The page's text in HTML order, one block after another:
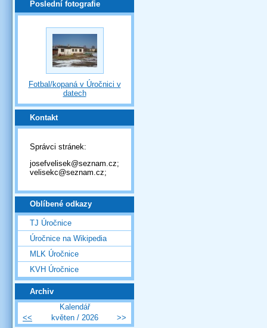
Poslední fotografie
Fotbal/kopaná v Úročnici v
datech
Kontakt
Správci stránek:
josefvelisek@seznam.cz;
velisekc@seznam.cz;
Oblíbené odkazy
TJ Úročnice
Úročnice na Wikipedia
MLK Úročnice
KVH Úročnice
Archiv
Kalendář
<<
květen / 2026 >>